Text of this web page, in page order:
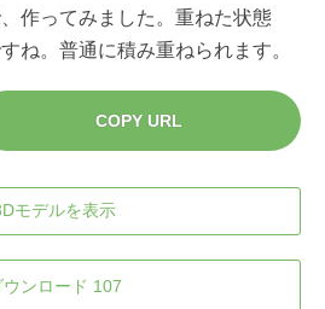
作ってみました。重ねた状態
ね。普通に積み重ねられます。
COPY URL
モデルを表示
ウンロード 107